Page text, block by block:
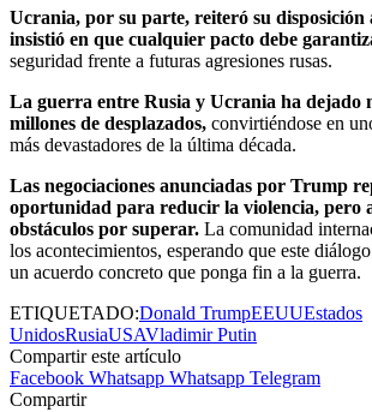
Ucrania, por su parte, reiteró su disposición
insistió en que cualquier pacto debe
seguridad frente a futuras agresiones rusas.
La guerra entre Rusia y Ucrania ha dejado
millones de desplazados, convirtiéndose en
más devastadores de la última década.
Las negociaciones anunciadas por Trump
oportunidad para reducir la violencia, pero
obstáculos por superar. La comunidad
los acontecimientos, esperando que este
un acuerdo concreto que ponga fin a la guerra.
ETIQUETADO:Donald TrumpEEUUEstados
UnidosRusiaUSAVladimir Putin
Compartir este artículo
Facebook Whatsapp Whatsapp Telegram
Compartir